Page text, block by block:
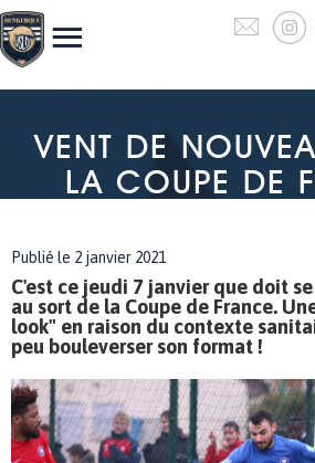
VENT DE
LA COUPE DE
Publié le 2 janvier 2021
C'est ce jeudi 7 janvier que doit
au sort de la Coupe de France.
look" en raison du contexte
peu bouleverser son format !